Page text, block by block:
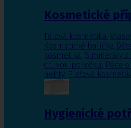
Kosmetické
Tělová kosmetika,
Kosmetické balíčky,
kosmetika, S minerály
citlivou pokožku, Péče
nehty, Pleťová
Hygienické